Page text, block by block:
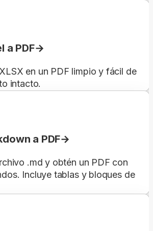
a PDF
en un PDF limpio y fácil de
intacto.
a PDF
.md y obtén un PDF con
Incluye tablas y bloques de